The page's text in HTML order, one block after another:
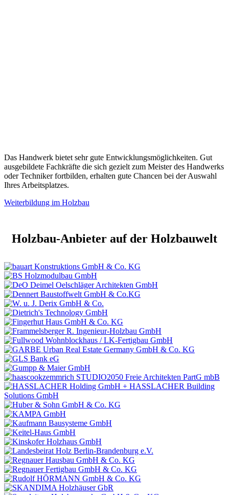
Das Handwerk bietet sehr gute Entwicklungsmöglichkeiten. Gut
ausgebildete Fachkräfte die sich gezielt zum Meister des Handwerks
oder Techniker fortbilden, erhalten gute Chancen bei der Auswahl
Ihres Arbeitsplatzes.
Weiterbildung im Holzbau
Holzbau-Anbieter auf der Holzbauwelt